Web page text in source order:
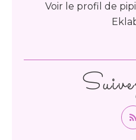
Voir le profil de